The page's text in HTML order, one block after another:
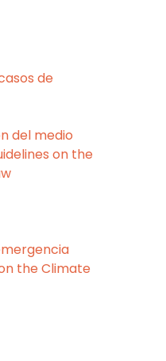
de
del medio
on the
the Climate